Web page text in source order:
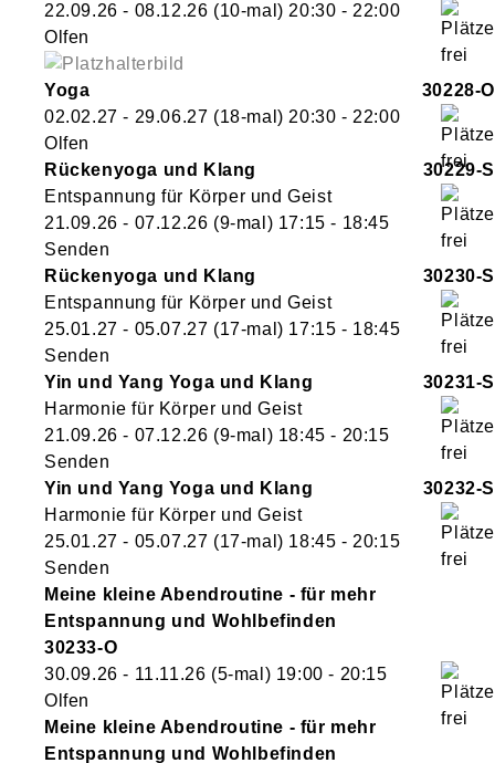
22.09.26 - 08.12.26 (10-mal) 20:30 - 22:00
Olfen
Yoga
30228-O
02.02.27 - 29.06.27 (18-mal) 20:30 - 22:00
Olfen
Rückenyoga und Klang
30229-S
Entspannung für Körper und Geist
21.09.26 - 07.12.26 (9-mal) 17:15 - 18:45
Senden
Rückenyoga und Klang
30230-S
Entspannung für Körper und Geist
25.01.27 - 05.07.27 (17-mal) 17:15 - 18:45
Senden
Yin und Yang Yoga und Klang
30231-S
Harmonie für Körper und Geist
21.09.26 - 07.12.26 (9-mal) 18:45 - 20:15
Senden
Yin und Yang Yoga und Klang
30232-S
Harmonie für Körper und Geist
25.01.27 - 05.07.27 (17-mal) 18:45 - 20:15
Senden
Meine kleine Abendroutine - für mehr
Entspannung und Wohlbefinden
30233-O
30.09.26 - 11.11.26 (5-mal) 19:00 - 20:15
Olfen
Meine kleine Abendroutine - für mehr
Entspannung und Wohlbefinden